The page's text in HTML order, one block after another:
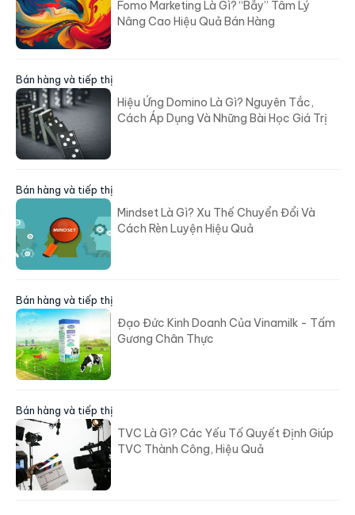
Nâng Cao Hiệu Quả Bán Hàng
Bán hàng và tiếp thị
Hiệu Ứng Domino Là Gì? Nguyên Tắc,
Cách Áp Dụng Và Những Bài Học Giá Trị
Bán hàng và tiếp thị
Mindset Là Gì? Xu Thế Chuyển Đổi Và
Cách Rèn Luyện Hiệu Quả
Bán hàng và tiếp thị
Đạo Đức Kinh Doanh Của Vinamilk - Tấm
Gương Chân Thực
Bán hàng và tiếp thị
TVC Là Gì? Các Yếu Tố Quyết Định Giúp
TVC Thành Công, Hiệu Quả